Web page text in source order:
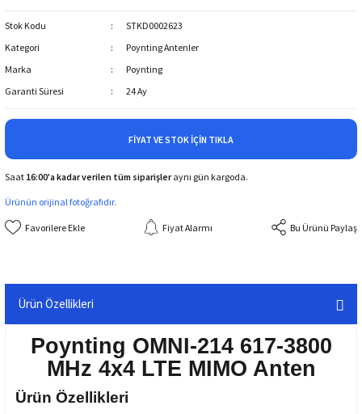
Stok Kodu
STKD0002623
Kategori
Poynting Antenler
Marka
Poynting
Garanti Süresi
24 Ay
FIYAT VE STOK İÇIN TIKLA
Saat 16:00'a kadar verilen tüm siparişleraynı gün kargoda.
Ürünün orijinal fotoğrafıdır.
Fiyat Alarmı Bu Ürünü Paylaş
Ürün Özellikleri
Poynting OMNI-214 617-3800
MHz 4x4 LTE MIMO Anten
Ürün Özellikleri